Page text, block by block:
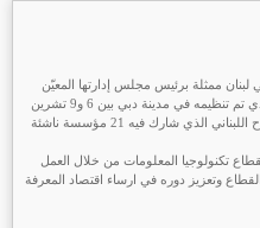
ممثلة برئيس مجلس إدارتها المعيّن
حديثا الدكتور مازن سويد في معرض جيتكس الذي تم تنظيمه في مدينة دبي بين 6 و9 تشرين
الأول الحالي، حيث قامت المؤسسة برعاية الجناح اللبناني الذي شارك فيه 21 مؤسسة ناشئة
تكنولوجيا المعلومات من خلال العمل
وتعزيز دوره في ارساء اقتصاد المعرفة